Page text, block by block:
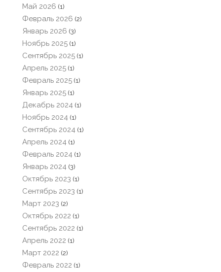
Май 2026 (1)
Февраль 2026 (2)
Январь 2026 (3)
Ноябрь 2025 (1)
Сентябрь 2025 (1)
Апрель 2025 (1)
Февраль 2025 (1)
Январь 2025 (1)
Декабрь 2024 (1)
Ноябрь 2024 (1)
Сентябрь 2024 (1)
Апрель 2024 (1)
Февраль 2024 (1)
Январь 2024 (3)
Октябрь 2023 (1)
Сентябрь 2023 (1)
Март 2023 (2)
Октябрь 2022 (1)
Сентябрь 2022 (1)
Апрель 2022 (1)
Март 2022 (2)
Февраль 2022 (1)